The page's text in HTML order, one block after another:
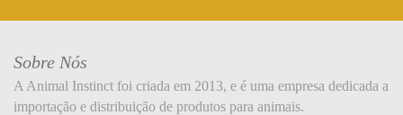
Sobre Nós
A Animal Instinct foi criada em 2013, e é uma empresa dedicada a
importação e distribuição de produtos para animais.